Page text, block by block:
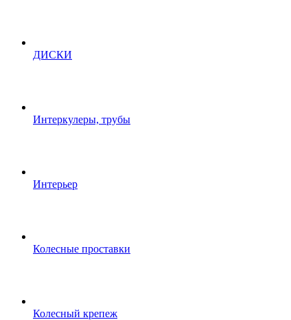
ДИСКИ
Интеркулеры, трубы
Интерьер
Колесные проставки
Колесный крепеж